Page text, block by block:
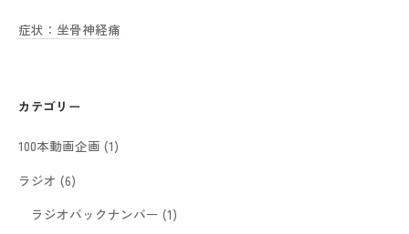
症状：坐骨神経痛
カテゴリー
100本動画企画 (1)
ラジオ (6)
ラジオバックナンバー (1)